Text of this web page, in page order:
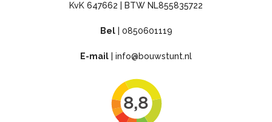
KvK 647662 | BTW NL855835722
Bel| 0850601119
E-mail info@bouwstunt.nl